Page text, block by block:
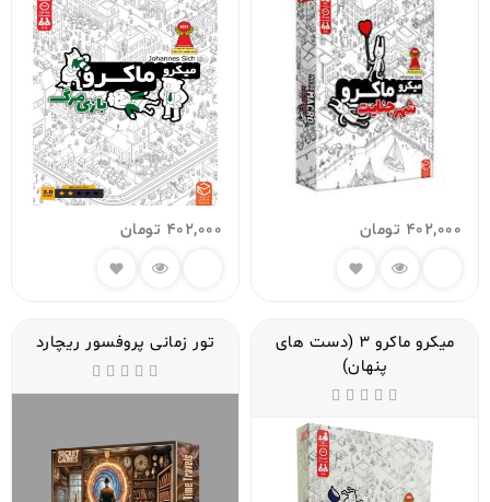
402,000 تومان 402,000 تومان
میکرو ماکرو 3 (دست های
پنهان)
تور زمانی پروفسور ریچارد